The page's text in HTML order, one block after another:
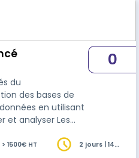
du
des bases de
en utilisant
et analyser Les
0
> 1500€ HT
2 jours | 14